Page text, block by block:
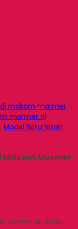
makam marmer,
marmer di
, Model Batu Nisan
Makam Marmer
komentar Anda.